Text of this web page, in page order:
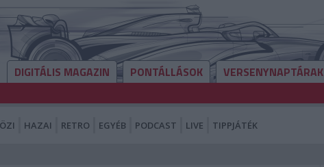
DIGITÁLIS MAGAZIN PONTÁLLÁSOK VERSENYNAPTÁRAK
HAZAI RETRO EGYÉB PODCAST LIVE TIPPJÁTÉK